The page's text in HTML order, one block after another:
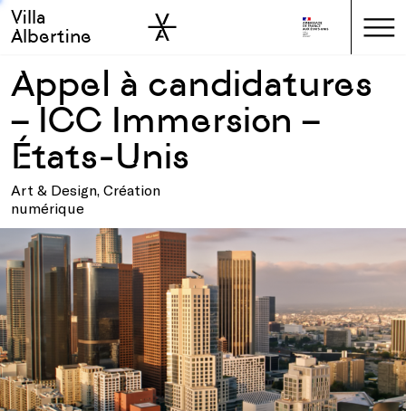
Skip to main
Skip to sidebar
Villa
Albertine
Appel à candidatures
– ICC Immersion –
États-Unis
Art & Design, Création
numérique